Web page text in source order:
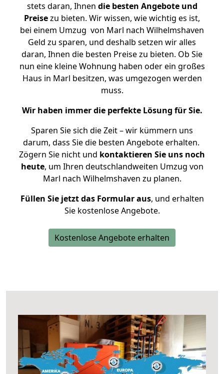
stets daran, Ihnen die besten Angebote und
Preisezu bieten. Wir wissen, wie wichtig es ist,
bei einem Umzug von Marl nach Wilhelmshaven
Geld zu sparen, und deshalb setzen wir alles
daran, Ihnen die besten Preise zu bieten. Ob Sie
nun eine kleine Wohnung haben oder ein großes
Haus in Marl besitzen, was umgezogen werden
muss.
Wir haben immer die perfekte Lösung für Sie.
Sparen Sie sich die Zeit – wir kümmern uns
darum, dass Sie die besten Angebote erhalten.
Zögern Sie nicht und kontaktieren Sie uns noch
heute, um Ihren deutschlandweiten Umzug von
Marl nach Wilhelmshaven zu planen.
Füllen Sie jetzt das Formular aus, und erhalten
Sie kostenlose Angebote.
Kostenlose Angebote erhalten